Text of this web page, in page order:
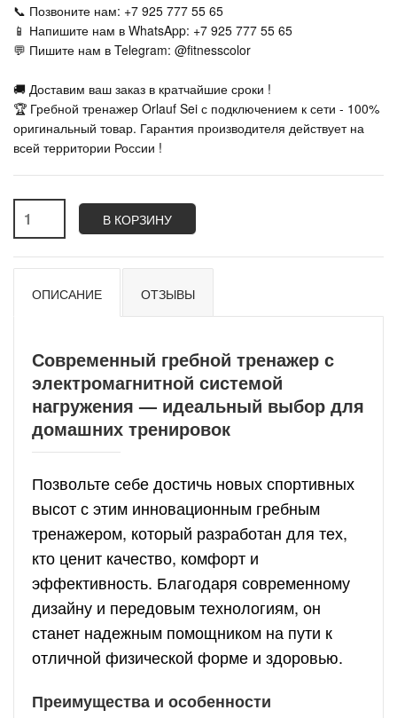
📞 Позвоните нам: +7 925 777 55 65
📱 Напишите нам в WhatsApp: +7 925 777 55 65
💬 Пишите нам в Telegram: @fitnesscolor
🚚 Доставим ваш заказ в кратчайшие сроки !
🏆 Гребной тренажер Orlauf Sei с подключением к сети - 100%
оригинальный товар. Гарантия производителя действует на
всей территории России !
В КОРЗИНУ
ОПИСАНИЕ ОТЗЫВЫ
Современный гребной тренажер с
электромагнитной системой
нагружения — идеальный выбор для
домашних тренировок
Позвольте себе достичь новых спортивных
высот с этим инновационным гребным
тренажером, который разработан для тех,
кто ценит качество, комфорт и
эффективность. Благодаря современному
дизайну и передовым технологиям, он
станет надежным помощником на пути к
отличной физической форме и здоровью.
Преимущества и особенности